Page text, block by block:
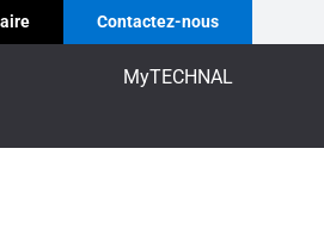
Contactez-nous
MyTECHNAL